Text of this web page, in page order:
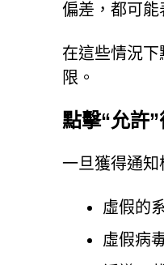
偏差，都可能
在這些情況
限。
點擊“允許
一旦獲得通知
虛假的
虛假病